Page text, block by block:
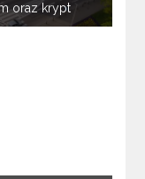
oraz krypt